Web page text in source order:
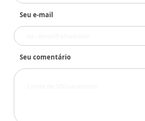
Seu e-mail
Seu comentário